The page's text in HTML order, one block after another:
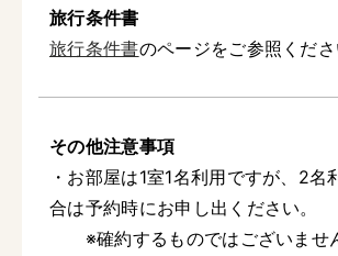
旅行条件書
旅行条件書のページをご参照くだ
その他注意事項
・お部屋は1室1名利用ですが、2名
合は予約時にお申し出ください。
※確約するものではございませ